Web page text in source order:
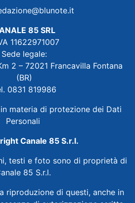
85 SRL
11622971007
Sede legale:
2 – 72021 Francavilla Fontana
(BR)
0831 819986
materia di protezione dei Dati
Personali
Canale 85 S.r.l.
testi e foto sono di proprietà di
85 S.r.l.
riproduzione di questi, anche in